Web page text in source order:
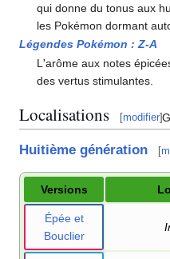
qui donne du tonus aux
les Pokémon dormant
Légendes Pokémon :Z-A
L'arôme aux notes
des vertus stimulantes.
Localisations [modifier]
Huitième génération [
Versions
Épée et
Bouclier